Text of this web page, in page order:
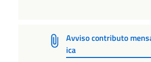
Avviso contributo
ica